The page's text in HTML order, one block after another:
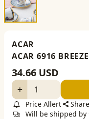
ACAR
ACAR 6916
34.66 USD
Price Allert
Share
Will be shipped by